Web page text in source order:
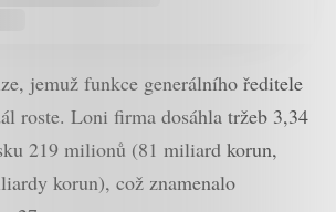
jemuž funkce generálního ředitele
roste. Loni firma dosáhla tržeb 3,34
219 milionů (81 miliard korun,
korun), což znamenalo